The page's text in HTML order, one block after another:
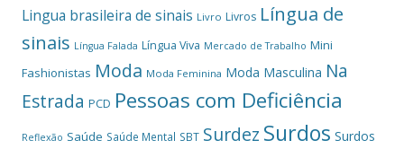
Lingua brasileira de sinais Livro Livros Língua de
sinais Língua Falada Língua Viva Mercado de Trabalho Mini
Fashionistas Moda Moda Feminina Moda Masculina Na
Estrada PCD Pessoas com Deficiência
Reflexão Saúde Saúde Mental SBT Surdez Surdos Surdos